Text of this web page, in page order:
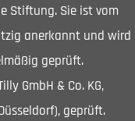
Stiftung. Sie ist vom
anerkannt und wird
geprüft.
GmbH & Co. KG,
geprüft.